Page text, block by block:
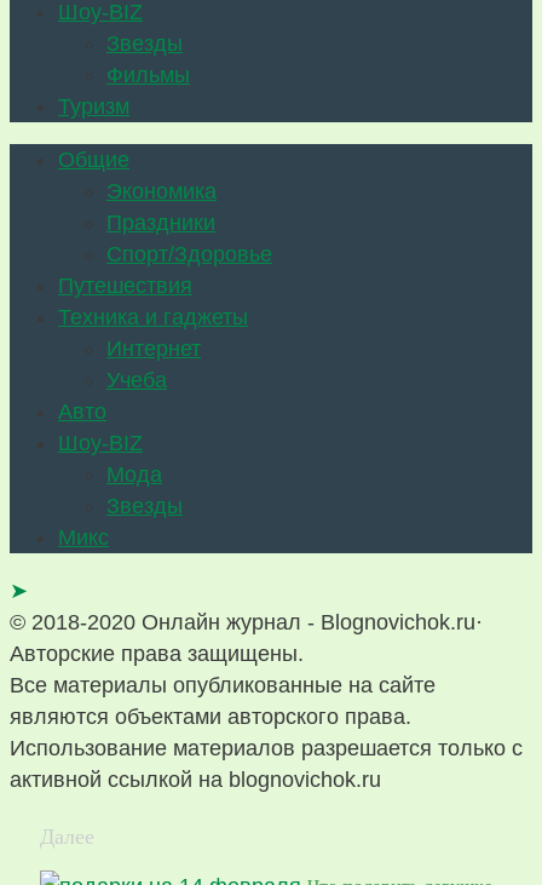
Шоу-BIZ
Звезды
Фильмы
Туризм
Общие
Экономика
Праздники
Спорт/Здоровье
Путешествия
Техника и гаджеты
Интернет
Учеба
Авто
Шоу-BIZ
Мода
Звезды
Микс
➤
© 2018-2020 Онлайн журнал - Blognovichok.ru·
Авторские права защищены.
Все материалы опубликованные на сайте
являются объектами авторского права.
Использование материалов разрешается только с
активной ссылкой на blognovichok.ru
Далее